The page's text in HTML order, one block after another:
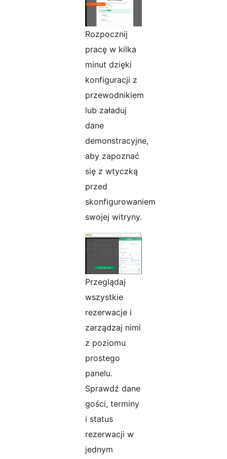
Rozpocznij
pracę w kilka
minut dzięki
konfiguracji z
przewodnikiem
lub załaduj
dane
demonstracyjne,
aby zapoznać
się z wtyczką
przed
skonfigurowaniem
swojej witryny.
Przeglądaj
wszystkie
rezerwacje i
zarządzaj nimi
z poziomu
prostego
panelu.
Sprawdź dane
gości, terminy
i status
rezerwacji w
jednym